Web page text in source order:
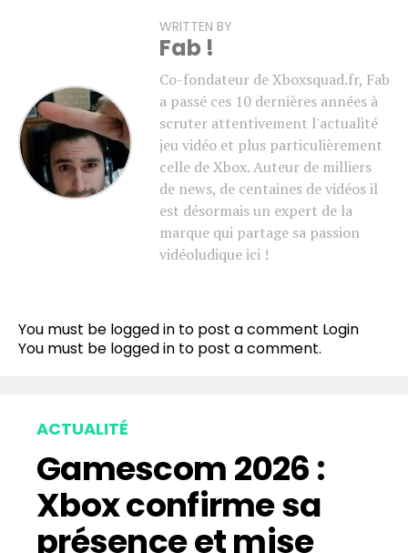
WRITTEN BY
Fab !
Co-fondateur de Xboxsquad.fr, Fab
a passé ces 10 dernières années à
scruter attentivement l'actualité
jeu vidéo et plus particulièrement
celle de Xbox. Auteur de milliers
de news, de centaines de vidéos il
est désormais un expert de la
marque qui partage sa passion
vidéoludique ici !
You must be logged in to post a comment Login
You must be logged in to post a comment.
ACTUALITÉ
Gamescom 2026 :
Xbox confirme sa
présence et mise